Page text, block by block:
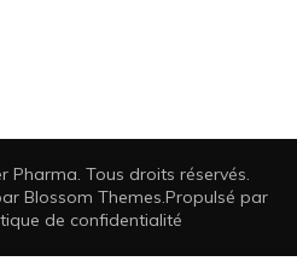
Pharma. Tous droits réservés.
Blossom Themes.Propulsé par
de confidentialité